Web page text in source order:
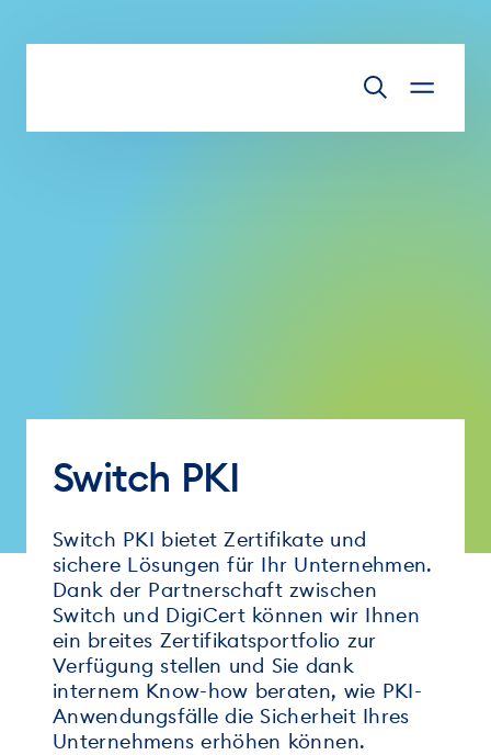
Zum Inhalt springen
Switch PKI
Switch PKI bietet Zertifikate und
sichere Lösungen für Ihr Unternehmen.
Dank der Partnerschaft zwischen
Switch und DigiCert können wir Ihnen
ein breites Zertifikatsportfolio zur
Verfügung stellen und Sie dank
internem Know-how beraten, wie PKI-
Anwendungsfälle die Sicherheit Ihres
Unternehmens erhöhen können.